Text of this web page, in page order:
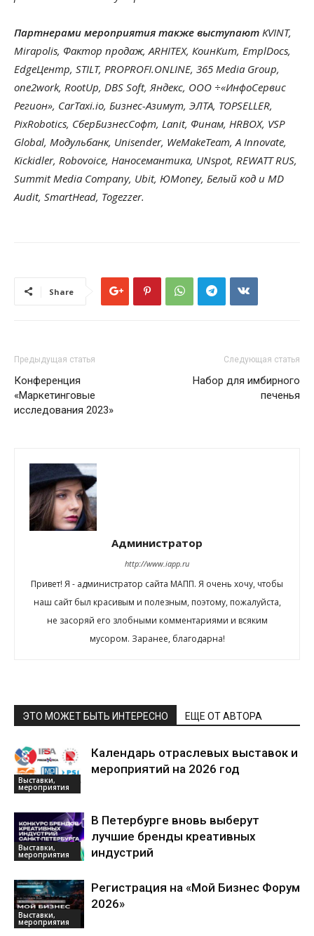
Партнерами мероприятия также выступают KVINT,
Mirapolis, Фактор продаж, ARHITEX, КоинКит, EmplDocs,
EdgeЦентр, STILT, PROPROFI.ONLINE, 365 Media Group,
one2work, RootUp, DBS Soft, Яндекс, ООО ÷«ИнфоСервис
Регион», CarTaxi.io, Бизнес-Азимут, ЭЛТА, TOPSELLER,
PixRobotics, СберБизнесСофт, Lanit, Финам, HRBOX, VSP
Global, Модульбанк, Unisender, WeMakeTeam, A Innovate,
Kickidler, Robovoice, Наносемантика, UNspot, REWATT RUS,
Summit Media Company, Ubit, ЮMoney, Белый код и MD
Audit, SmartHead, Togezzer.
Share
Предыдущая статья
Конференция
«Маркетинговые
исследования 2023»
Следующая статья
Набор для имбирного
печенья
Администратор
http://www.iapp.ru
Привет! Я - администратор сайта МАПП. Я очень хочу, чтобы
наш сайт был красивым и полезным, поэтому, пожалуйста,
не засоряй его злобными комментариями и всяким
мусором. Заранее, благодарна!
ЭТО МОЖЕТ БЫТЬ ИНТЕРЕСНО ЕЩЕ ОТ АВТОРА
Выставки,
мероприятия
Календарь отраслевых выставок и
мероприятий на 2026 год
Выставки,
мероприятия
В Петербурге вновь выберут
лучшие бренды креативных
индустрий
Выставки,
мероприятия
Регистрация на «Мой Бизнес Форум
2026»